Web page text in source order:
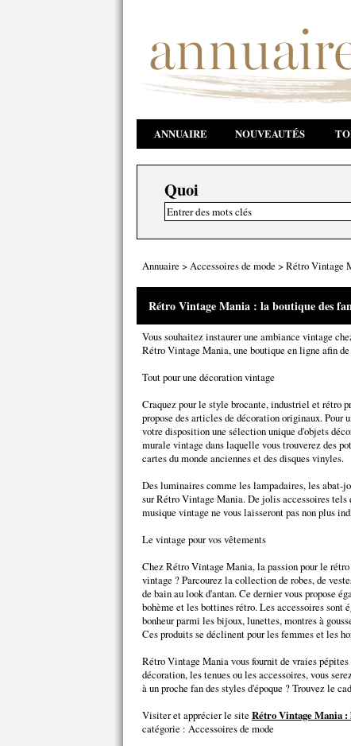
ANNUAIRE NOUVEAUTÉS
Quoi
Annuaire > Accessoires de mode > Rétro Vintage
Rétro Vintage Mania : la boutique des
Vous souhaitez instaurer une ambiance vintage
Rétro Vintage Mania, une boutique en ligne afin
Tout pour une décoration vintage
Craquez pour le style brocante, industriel et rétro
propose des articles de décoration originaux. Pour
votre disposition une sélection unique d'objets
murale vintage dans laquelle vous trouverez des
cartes du monde anciennes et des disques vinyles.
Des luminaires comme les lampadaires, les abat-
sur Rétro Vintage Mania. De jolis accessoires tels
musique vintage ne vous laisseront pas non plus
Le vintage pour vos vêtements
Chez Rétro Vintage Mania, la passion pour le
vintage ? Parcourez la collection de robes, de
de bain au look d'antan. Ce dernier vous propose
bohème et les bottines rétro. Les accessoires sont
bonheur parmi les bijoux, lunettes, montres à
Ces produits se déclinent pour les femmes et les
Rétro Vintage Mania vous fournit de vraies
décoration, les tenues ou les accessoires, vous
à un proche fan des styles d'époque ? Trouvez le
Visiter et apprécier le site Rétro Vintage Mania
catégorie : Accessoires de mode